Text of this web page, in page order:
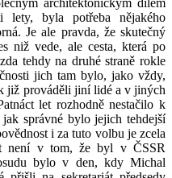
lety, byla potřeba nějakého
Je ale pravda, že skutečný
niž vede, ale cesta, která po
tehdy na druhé straně rokle
jich tam bylo, jako vždy,
již prováděli jiní lidé a v jiných
let rozhodně nestačilo k
správné bylo jejich tehdejší
i za tuto volbu je zcela
není v tom, že byl v ČSSR
bylo v den, kdy Michal